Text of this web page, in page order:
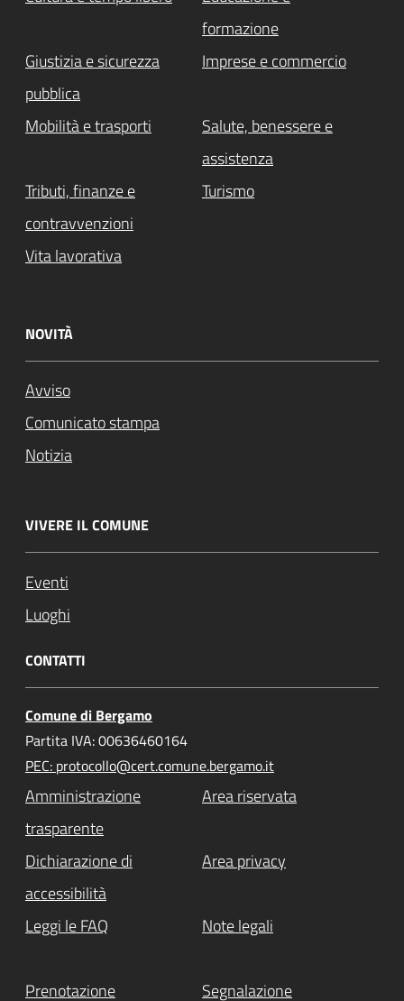
formazione
Giustizia e sicurezza
pubblica
Imprese e commercio
Mobilità e trasporti
Salute, benessere e
assistenza
Tributi, finanze e
contravvenzioni
Turismo
Vita lavorativa
NOVITÀ
Avviso
Comunicato stampa
Notizia
VIVERE IL COMUNE
Eventi
Luoghi
CONTATTI
Comune di Bergamo
Partita IVA: 00636460164
PEC: protocollo@cert.comune.bergamo.it
Amministrazione
trasparente
Area riservata
Dichiarazione di
accessibilità
Area privacy
Leggi le FAQ Note legali
Prenotazione Segnalazione